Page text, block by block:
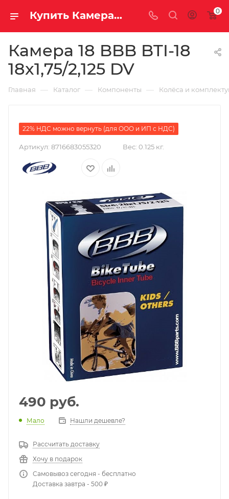
Купить Камера 18 BBB BTI-18 18x1,75/2,125 DV за рублей, а со скидкой 0
Камера 18 BBB BTI-18
18x1,75/2,125 DV
Главная — Каталог — Компоненты — Колёса и
22% НДС можно вернуть (для ООО и ИП с НДС)
Артикул: 8716683055320 Вес: 0.125 кг.
490 руб.
Мало Нашли дешевле?
Рассчитать доставку
Хочу в подарок
Самовывоз сегодня - бесплатно
Доставка завтра - 500 ₽